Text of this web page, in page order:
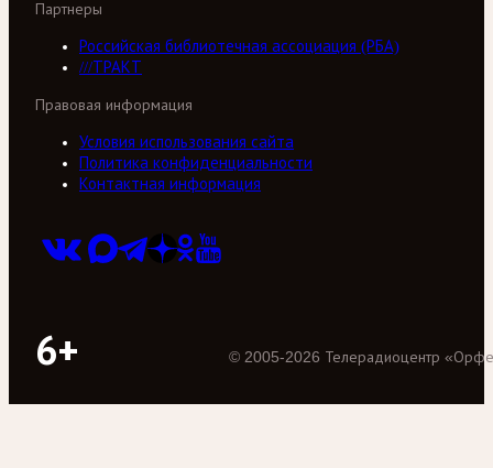
Партнеры
Российская библиотечная ассоциация (РБА)
///ТРАКТ
Правовая информация
Условия использования сайта
Политика конфиденциальности
Контактная информация
6+ © 2005-2026 Телерадиоцентр